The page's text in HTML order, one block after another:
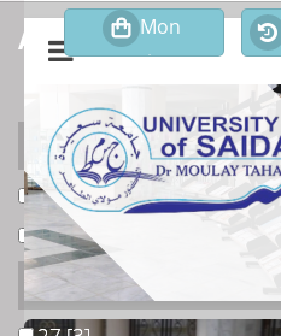
affiner ou comparer
Support
1 1[3]
Livre
Livre[1]
Section